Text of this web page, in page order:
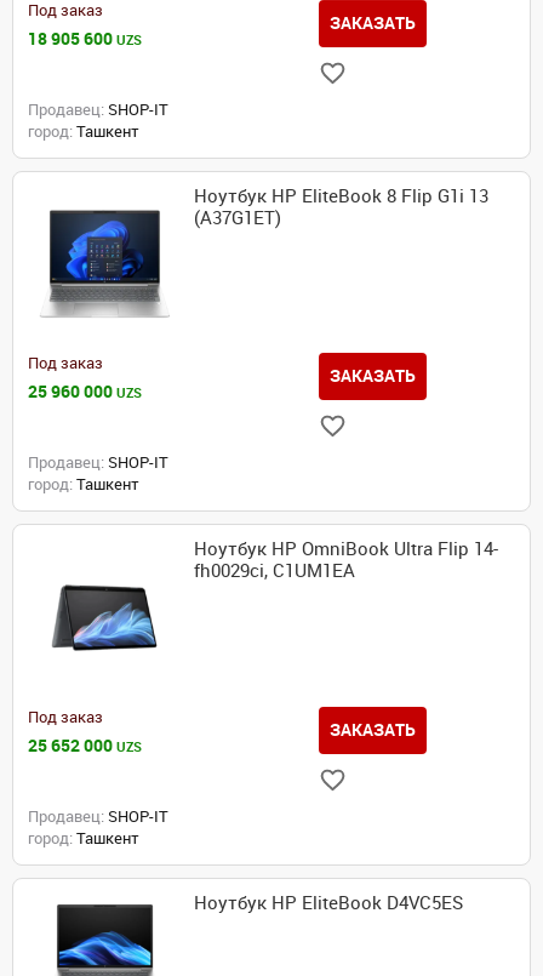
Под заказ
18 905 600 UZS
ЗАКАЗАТЬ
Продавец: SHOP-IT
город: Ташкент
Ноутбук HP EliteBook 8 Flip G1i 13
(A37G1ET)
Под заказ
25 960 000 UZS
ЗАКАЗАТЬ
Продавец: SHOP-IT
город: Ташкент
Ноутбук HP OmniBook Ultra Flip 14-
fh0029ci, C1UM1EA
Под заказ
25 652 000 UZS
ЗАКАЗАТЬ
Продавец: SHOP-IT
город: Ташкент
Ноутбук HP EliteBook D4VC5ES